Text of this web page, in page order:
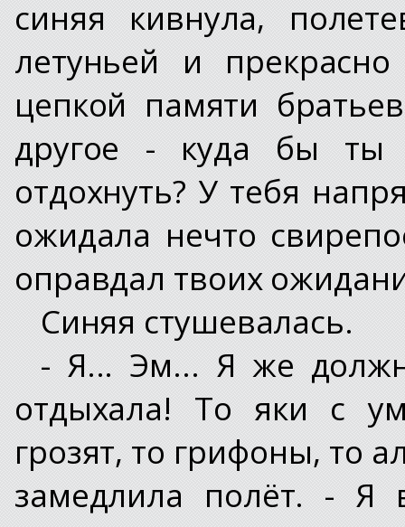
синяя кивнула,
летуньей и
цепкой памяти
другое - куда бы ты
отдохнуть? У тебя
ожидала нечто
оправдал твоих
Синяя стушевалась.
- Я... Эм... Я же
отдыхала! То яки с
грозят, то грифоны, то
замедлила полёт. - Я